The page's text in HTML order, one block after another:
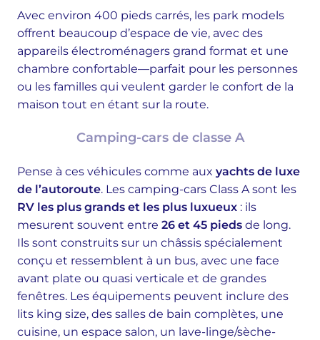
Avec environ 400 pieds carrés, les park models
offrent beaucoup d’espace de vie, avec des
appareils électroménagers grand format et une
chambre confortable—parfait pour les personnes
ou les familles qui veulent garder le confort de la
maison tout en étant sur la route.
Camping-cars de classe A
Pense à ces véhicules comme aux yachts de luxe
de l’autoroute. Les camping-cars Class A sont les
RV les plus grands et les plus luxueux : ils
mesurent souvent entre 26 et 45 pieds de long.
Ils sont construits sur un châssis spécialement
conçu et ressemblent à un bus, avec une face
avant plate ou quasi verticale et de grandes
fenêtres. Les équipements peuvent inclure des
lits king size, des salles de bain complètes, une
cuisine, un espace salon, un lave-linge/sèche-